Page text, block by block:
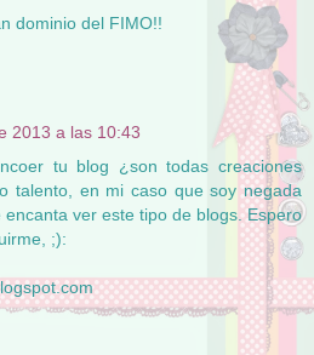
dominio del FIMO!!
2013 a las 10:43
tu blog ¿son todas creaciones
talento, en mi caso que soy negada
ver este tipo de blogs. Espero
;):